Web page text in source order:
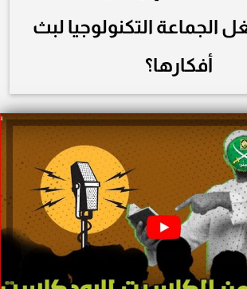
الجماعة التكنولوجيا لبث
أفكارها؟